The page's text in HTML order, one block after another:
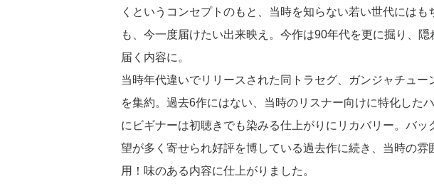
くというコンセプトのもと、当時を知らない若い世代には
も、今一度届けたい出来映え。今作は90年代を更に掘り、
届く内容に。
当時年代違いでリリースされた同トラセグ、ガンジャチュ
を集約。過去6作にはない、当時のリスナー向けに特化した
にビギナーは初聴きでも染みる仕上がりにリカバリー。バ
望が多く寄せられ好評を博している過去作に続き、当時の
用！味のある内容に仕上がりました。